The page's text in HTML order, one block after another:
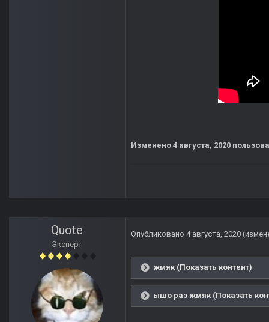
Изменено 4 августа, 2020
Quote
Эксперт
Опубликовано 4 августа, 2020
жмяк (Показать контент)
ышо раз жмяк (Показать